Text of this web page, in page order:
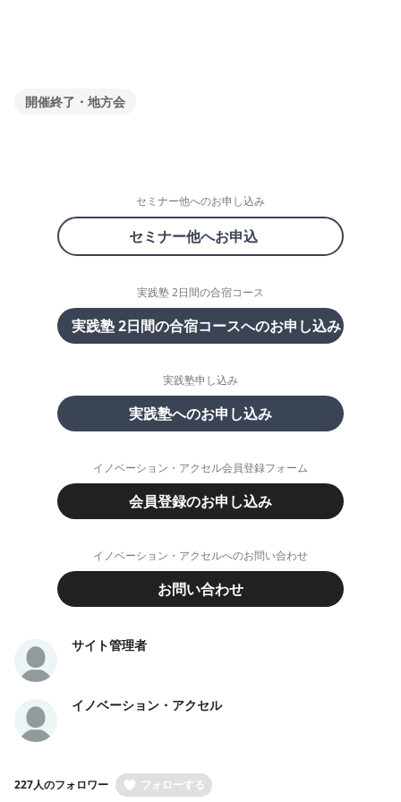
開催終了・地方会
セミナー他へのお申し込み
セミナー他へお申込
実践塾 2日間の合宿コース
実践塾 2日間の合宿コースへのお申し込み
実践塾申し込み
実践塾へのお申し込み
イノベーション・アクセル会員登録フォーム
会員登録のお申し込み
イノベーション・アクセルへのお問い合わせ
お問い合わせ
サイト管理者
イノベーション・アクセル
227人のフォロワー フォローする